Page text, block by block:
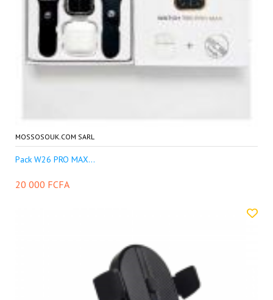
MOSSOSOUK.COM SARL
Pack W26 PRO MAX...
20 000 FCFA